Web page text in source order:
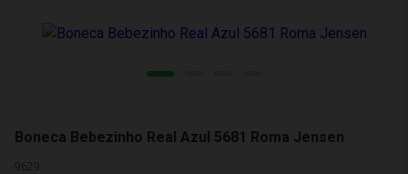
Boneca Bebezinho Real Azul 5681 Roma Jensen
9629